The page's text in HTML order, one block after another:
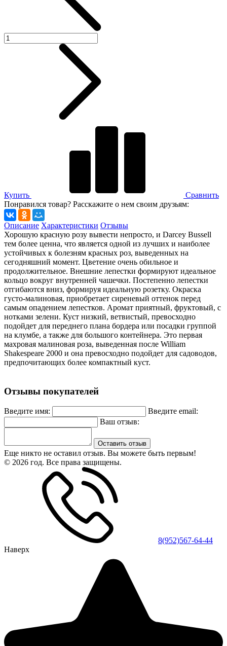
Купить
Сравнить
Понравился товар? Расскажите о нем своим друзьям:
Описание Характеристики Отзывы
Хорошую красную розу вывести непросто, и Darcey Bussell
тем более ценна, что является одной из лучших и наиболее
устойчивых к болезням красных роз, выведенных на
сегодняшний момент. Цветение очень обильное и
продолжительное. Внешние лепестки формируют идеальное
кольцо вокруг внутренней чашечки. Постепенно лепестки
отгибаются вниз, формируя идеальную розетку. Окраска
густо-малиновая, приобретает сиреневый оттенок перед
самым опадением лепестков. Аромат приятный, фруктовый, с
нотками зелени. Куст низкий, ветвистый, превосходно
подойдет для переднего плана бордера или посадки группой
на клумбе, а также для большого контейнера. Это первая
махровая малиновая роза, выведенная после William
Shakespeare 2000 и она превосходно подойдет для садоводов,
предпочитающих более компактный куст.
Отзывы покупателей
Введите имя:
Введите email:
Ваш отзыв:
Оставить отзыв
Еще никто не оставил отзыв. Вы можете быть первым!
© 2026 год. Все права защищены.
8(952)567-64-44
Наверх